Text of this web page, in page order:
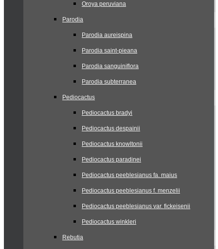
Oroya peruviana
Parodia
Parodia aureispina
Parodia saint-pieana
Parodia sanguiniflora
Parodia subterranea
Pediocactus
Pediocactus bradyi
Pediocactus despainii
Pediocactus knowltonii
Pediocactus paradinei
Pediocactus peeblesianus fa. maius
Pediocactus peeblesianus f. menzelii
Pediocactus peeblesianus var. fickeisenii
Pediocactus winkleri
Rebutia